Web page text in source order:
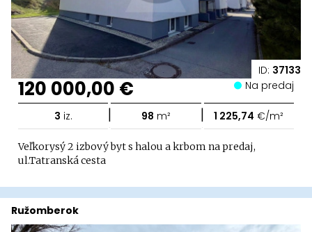
ID: 37133
120 000,00 € Na predaj
3 iz. | 98 m² | 1 225,74 €/m²
Veľkorysý 2 izbový byt s halou a krbom na predaj,
ul.Tatranská cesta
Ružomberok